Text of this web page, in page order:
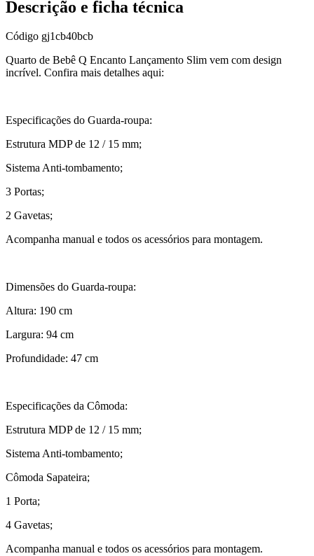
Descrição e ficha técnica
Código gj1cb40bcb
Quarto de Bebê Q Encanto Lançamento Slim vem com design
incrível. Confira mais detalhes aqui:
Especificações do Guarda-roupa:
Estrutura MDP de 12 / 15 mm;
Sistema Anti-tombamento;
3 Portas;
2 Gavetas;
Acompanha manual e todos os acessórios para montagem.
Dimensões do Guarda-roupa:
Altura: 190 cm
Largura: 94 cm
Profundidade: 47 cm
Especificações da Cômoda:
Estrutura MDP de 12 / 15 mm;
Sistema Anti-tombamento;
Cômoda Sapateira;
1 Porta;
4 Gavetas;
Acompanha manual e todos os acessórios para montagem.